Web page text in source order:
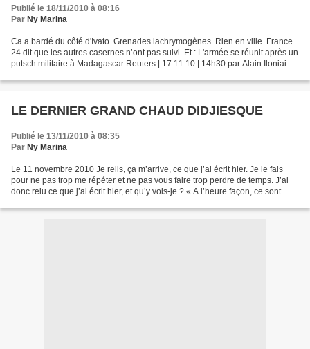
Publié le 18/11/2010 à 08:16
Par Ny Marina
Ca a bardé du côté d'Ivato. Grenades lachrymogènes. Rien en ville. France
24 dit que les autres casernes n’ont pas suivi. Et : L'armée se réunit après un
putsch militaire à Madagascar Reuters | 17.11.10 | 14h30 par Alain Iloniaina
LE DERNIER GRAND CHAUD DIDJIESQUE
Publié le 13/11/2010 à 08:35
Par Ny Marina
Le 11 novembre 2010 Je relis, ça m’arrive, ce que j’ai écrit hier. Je le fais
pour ne pas trop me répéter et ne pas vous faire trop perdre de temps. J’ai
donc relu ce que j’ai écrit hier, et qu’y vois-je ? « A l’heure façon, ce sont